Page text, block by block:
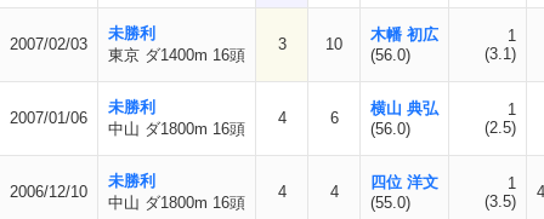
2007/02/03
未勝利
東京 ダ1400m 16頭
3 10
木幡 初広
(56.0)
1
(3.1)
2007/01/06
未勝利
中山 ダ1800m 16頭
4 6
横山 典弘
(56.0)
1
(2.5)
2006/12/10
未勝利
中山 ダ1800m 16頭
4 4
四位 洋文
(55.0)
1
(3.5)